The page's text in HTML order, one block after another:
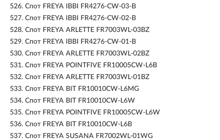
526. Спот FREYA IBBI FR4276-CW-03-B
527. Спот FREYA IBBI FR4276-CW-02-B
528. Спот FREYA ARLETTE FR7003WL-03BZ
529. Спот FREYA IBBI FR4276-CW-01-B
530. Спот FREYA ARLETTE FR7003WL-02BZ
531. Спот FREYA POINTFIVE FR10005CW-L6B
532. Спот FREYA ARLETTE FR7003WL-01BZ
533. Спот FREYA BIT FR10010CW-L6MG
534. Спот FREYA BIT FR10010CW-L6W
535. Спот FREYA POINTFIVE FR10005CW-L6W
536. Спот FREYA BIT FR10010CW-L6B
537. Спот FREYA SUSANA FR7002WL-01WG